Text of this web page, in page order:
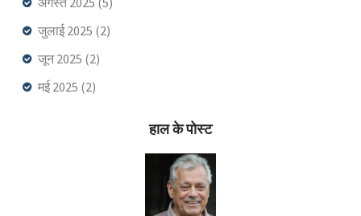
जुलाई 2025 (2)
जून 2025 (2)
मई 2025 (2)
हाल के पोस्ट